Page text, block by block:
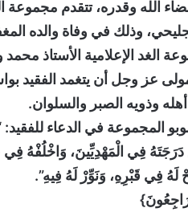
الله وقدره، تتقدم مجموعة
وذلك في وفاة والده
الغد الإعلامية الأستاذ محمد
عز وجل أن يتغمد الفقيد
وذويه الصبر والسلوان.
المجموعة في الدعاء
دَرَجَتَهُ فِي الْمَهْدِيِّينَ، وَاخْلُفْهُ فِي
لَهُ فِي قَبْرِهِ، وَنَوِّرْ لَهُ فِيهِ”.
رَاجِعُونَ}